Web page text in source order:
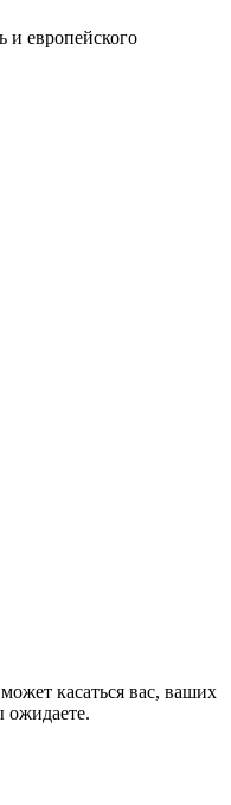
и европейского
касаться вас, ваших
ожидаете.